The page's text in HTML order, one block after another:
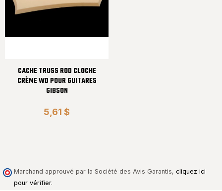
CACHE TRUSS ROD CLOCHE
CRÈME WD POUR GUITARES
GIBSON
5,61 $
Marchand approuvé par la Société des Avis Garantis, cliquez ici
pour vérifier.